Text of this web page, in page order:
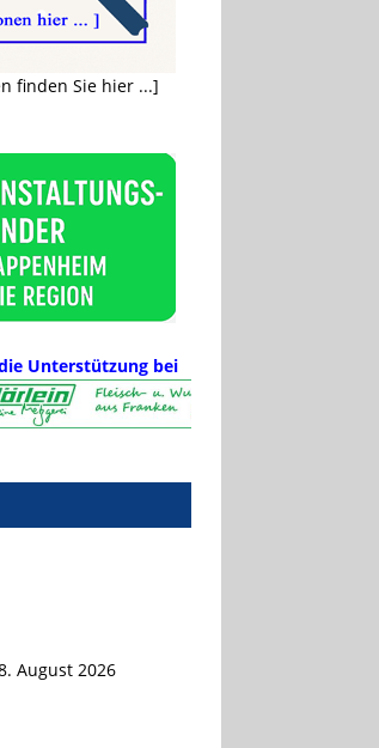
finden Sie hier ...]
Unterstützung bei
August 2026